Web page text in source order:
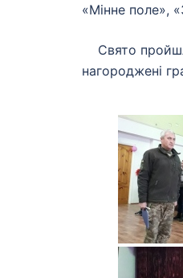
«Мінне поле»,
Свято
нагороджені